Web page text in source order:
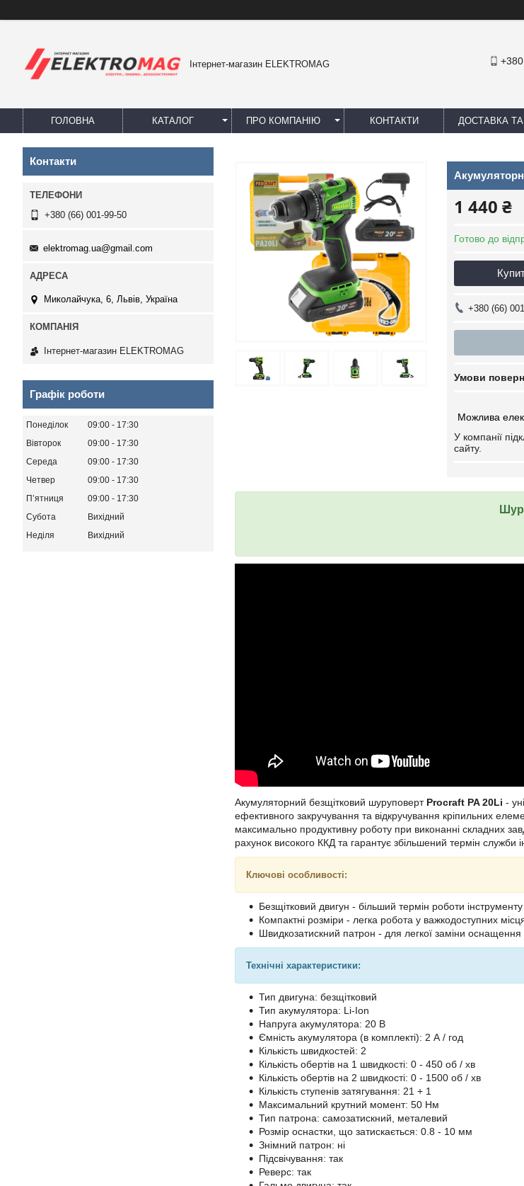
Інтернет-магазин ELEKTROMAG
ГОЛОВНА КАТАЛОГ ПРО КОМПАНІЮ КОНТАКТИ ДОСТАВКА
1 440 ₴
Готово до
+380 (66)
У компанії
сайту.
Акумуляторний безщітковий шуруповерт Procraft PA 20Li -
ефективного закручування та відкручування кріпильних
максимально продуктивну роботу при виконанні складних
рахунок високого ККД та гарантує збільшений термін служби
Ключові особливості:
Безщітковий двигун - більший термін роботи інструменту
Компактні розміри - легка робота у важкодоступних
Швидкозатискний патрон - для легкої заміни оснащення
Технічні характеристики:
Тип двигуна: безщітковий
Тип акумулятора: Li-Ion
Напруга акумулятора: 20 В
Ємність акумулятора (в комплекті): 2 А / год
Кількість швидкостей: 2
Кількість обертів на 1 швидкості: 0 - 450 об / хв
Кількість обертів на 2 швидкості: 0 - 1500 об / хв
Кількість ступенів затягування: 21 + 1
Максимальний крутний момент: 50 Нм
Тип патрона: самозатискний, металевий
Розмір оснастки, що затискається: 0.8 - 10 мм
Знімний патрон: ні
Підсвічування: так
Реверс: так
Контакти
+380 (66) 001-99-50
elektromag.ua@gmail.com
Миколайчука, 6, Львів, Україна
Інтернет-магазин ELEKTROMAG
Графік роботи
Понеділок 09:00
17:30
Вівторок
09:00
17:30
Середа
09:00
17:30
Четвер
09:00
17:30
Пʼятниця
09:00
17:30
Субота
Вихідний
Неділя
Вихідний